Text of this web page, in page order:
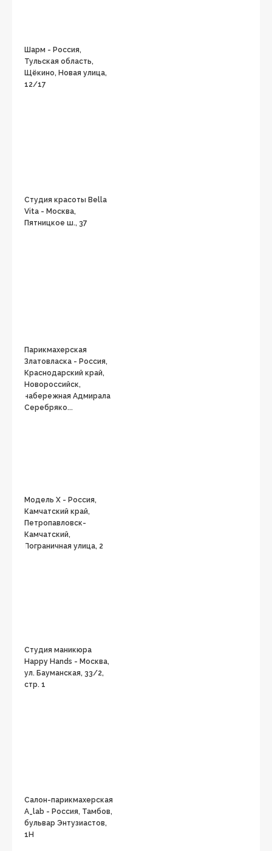
Шарм - Россия,
Тульская область,
Щёкино, Новая улица,
12/17
Студия красоты Bella
Vita - Москва,
Пятницкое ш., 37
Парикмахерская
Златовласка - Россия,
Краснодарский край,
Новороссийск,
набережная Адмирала
Серебряко...
Модель X - Россия,
Камчатский край,
Петропавловск-
Камчатский,
Пограничная улица, 2
Студия маникюра
Happy Hands - Москва,
ул. Бауманская, 33/2,
стр. 1
Салон-парикмахерская
A_lab - Россия, Тамбов,
бульвар Энтузиастов,
1Н